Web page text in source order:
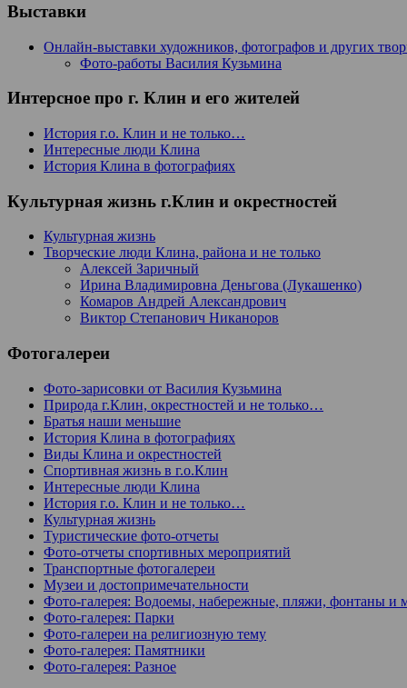
Выставки
Онлайн-выставки художников, фотографов и других
Фото-работы Василия Кузьмина
Интерсное про г. Клин и его жителей
История г.о. Клин и не только…
Интересные люди Клина
История Клина в фотографиях
Культурная жизнь г.Клин и окрестностей
Культурная жизнь
Творческие люди Клина, района и не только
Алексей Заричный
Ирина Владимировна Деньгова (Лукашенко)
Комаров Андрей Александрович
Виктор Степанович Никаноров
Фотогалереи
Фото-зарисовки от Василия Кузьмина
Природа г.Клин, окрестностей и не только…
Братья наши меньшие
История Клина в фотографиях
Виды Клина и окрестностей
Спортивная жизнь в г.о.Клин
Интересные люди Клина
История г.о. Клин и не только…
Культурная жизнь
Туристические фото-отчеты
Фото-отчеты спортивных мероприятий
Транспортные фотогалереи
Музеи и достопримечательности
Фото-галерея: Водоемы, набережные, пляжи, фонтаны и
Фото-галерея: Парки
Фото-галереи на религиозную тему
Фото-галерея: Памятники
Фото-галерея: Разное